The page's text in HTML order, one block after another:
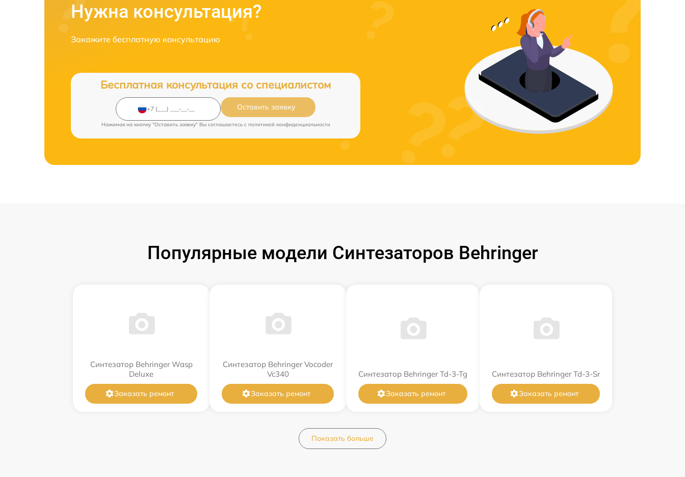
Нужна консультация?
Закажите бесплатную консультацию
Бесплатная консультация со специалистом
Оставить заявку
Нажимая на кнопку "Оставить заявку" Вы соглашаетесь c политикой конфиденциальности
Популярные модели Синтезаторов Behringer
Синтезатор Behringer Wasp
Deluxe
Заказать ремонт
Синтезатор Behringer Vocoder
Vc340
Заказать ремонт
Синтезатор Behringer Td-3-Tg
Заказать ремонт
Синтезатор Behringer Td-3-Sr
Заказать ремонт
Показать больше